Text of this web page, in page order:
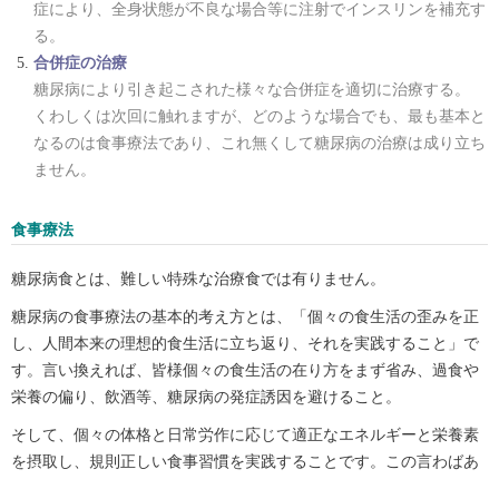
症により、全身状態が不良な場合等に注射でインスリンを補充す
る。
合併症の治療
糖尿病により引き起こされた様々な合併症を適切に治療する。
くわしくは次回に触れますが、どのような場合でも、最も基本と
なるのは食事療法であり、これ無くして糖尿病の治療は成り立ち
ません。
食事療法
糖尿病食とは、難しい特殊な治療食では有りません。
糖尿病の食事療法の基本的考え方とは、「個々の食生活の歪みを正
し、人間本来の理想的食生活に立ち返り、それを実践すること」で
す。言い換えれば、皆様個々の食生活の在り方をまず省み、過食や
栄養の偏り、飲酒等、糖尿病の発症誘因を避けること。
そして、個々の体格と日常労作に応じて適正なエネルギーと栄養素
を摂取し、規則正しい食事習慣を実践することです。この言わばあ